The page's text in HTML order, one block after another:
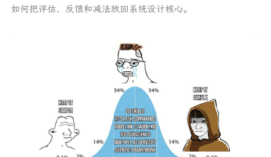
如何把评估、反馈和减法放回系统设计核心。